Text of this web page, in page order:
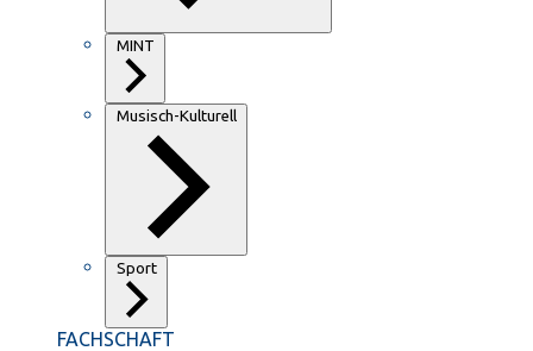
MINT
Musisch-Kulturell
Sport
FACHSCHAFT